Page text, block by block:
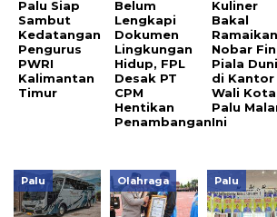
Palu Siap
Sambut
Kedatangan
Pengurus
PWRI
Kalimantan
Timur
Belum
Lengkapi
Dokumen
Lingkungan
Hidup, FPL
Desak PT
CPM
Hentikan
Penambangan
Kuliner
Bakal
Ramaikan
Nobar
Piala
di Kantor
Wali Kota
Palu
Ini
Palu Olahraga Palu